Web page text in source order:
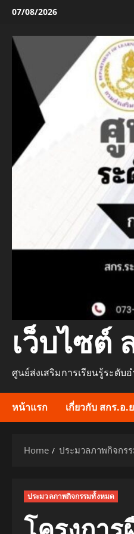
Skip
content
07/08/2026
เว็บไซต์
ศูนย์ส่งเสริมการเรียนรู้ระดับอ
หน้าแรก เกี่ยวกับ สกร.อ.
Home ประมวลภาพกิจกร
ประมวลภาพกิจกรรมทั้งหมด